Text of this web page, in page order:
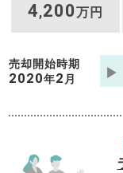
4,200万円
売却開始時期
2020年2 月